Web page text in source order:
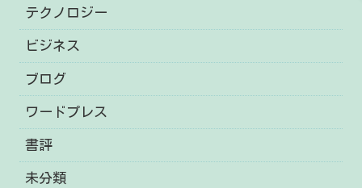
テクノロジー
ビジネス
ブログ
ワードプレス
書評
未分類